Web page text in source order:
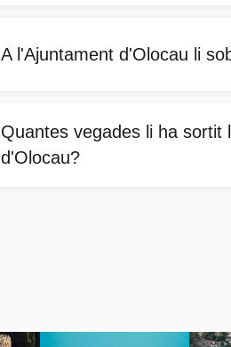
A l'Ajuntament d'Olocau li
Quantes vegades li ha sortit
d'Olocau?